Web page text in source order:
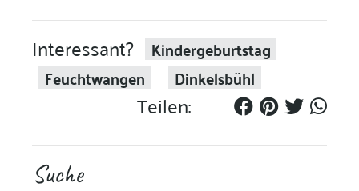
Interessant?
Kindergeburtstag
Feuchtwangen
Dinkelsbühl
Teilen:
Suche